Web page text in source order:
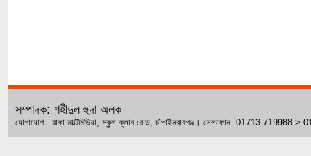
সম্পাদক: শহীদুল হুদা অলক
যোগাযোগ : রাকা মাল্টিমিডিয়া, স্কুল ক্লাব রোড, চাঁপাইনবাবগঞ্জ। সেলফোন: 01713-